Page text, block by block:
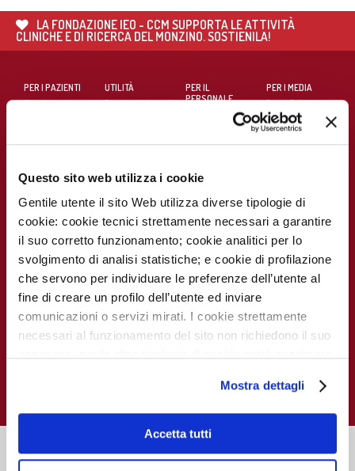
Questo sito web utilizza i cookie
Gentile utente il sito Web utilizza diverse tipologie di
cookie: cookie tecnici strettamente necessari a garantire
il suo corretto funzionamento; cookie analitici per lo
svolgimento di analisi statistiche; e cookie di profilazione
che servono per individuare le preferenze dell’utente al
fine di creare un profilo dell’utente ed inviare
comunicazioni o servizi mirati. I cookie strettamente
necessari al funzionamento del sito non richiedono il suo
Qualora non volesse esprimere preferenze può chiudere
il banner cliccando sul tasto x; in tal caso potranno
essere utilizzati solo i cookie strettamente necessari al
funzionamento del sito. Per “Maggiori Informazioni” la
Mostra dettagli
Accetta tutti
LA FONDAZIONE IEO - CCM SUPPORTA LE ATTIVITÀ
CLINICHE E DI RICERCA DEL MONZINO. SOSTIENILA!
PER I PAZIENTI
Chi siamo
Soddisfazione
Codice Etico
UTILITÀ
Prenota visite ed
raggiungerci
Monzino
viaggiare facile
Notizie dal
Monzino
Lavora con noi
PER IL
PERSONALE
RICERCATORI
Report
Scientifico
La ricerca al
Monzino
Indice delle
pubblicazioni
PER I MEDIA
Press Release
Notizie dal
CAMPAGNE E
INIZIATIVE
Campagna
5x1000
prevenzione